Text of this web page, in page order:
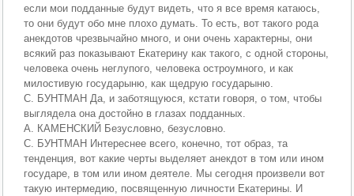
если мои подданные будут видеть, что я все время катаюсь,
то они будут обо мне плохо думать. То есть, вот такого рода
анекдотов чрезвычайно много, и они очень характерны, они
всякий раз показывают Екатерину как такого, с одной стороны,
человека очень неглупого, человека остроумного, и как
милостивую государыню, как щедрую государыню.
С. БУНТМАН Да, и заботящуюся, кстати говоря, о том, чтобы
выглядела она достойно в глазах подданных.
А. КАМЕНСКИЙ Безусловно, безусловно.
С. БУНТМАН Интереснее всего, конечно, тот образ, та
тенденция, вот какие черты выделяет анекдот в том или ином
государе, в том или ином деятеле. Мы сегодня произвели вот
такую интермедию, посвященную личности Екатерины. И